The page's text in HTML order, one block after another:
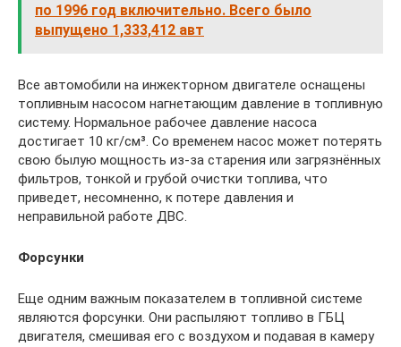
по 1996 год включительно. Всего было
выпущено 1,333,412 авт
Все автомобили на инжекторном двигателе оснащены
топливным насосом нагнетающим давление в топливную
систему. Нормальное рабочее давление насоса
достигает 10 кг/см³. Со временем насос может потерять
свою былую мощность из-за старения или загрязнённых
фильтров, тонкой и грубой очистки топлива, что
приведет, несомненно, к потере давления и
неправильной работе ДВС.
Форсунки
Еще одним важным показателем в топливной системе
являются форсунки. Они распыляют топливо в ГБЦ
двигателя, смешивая его с воздухом и подавая в камеру